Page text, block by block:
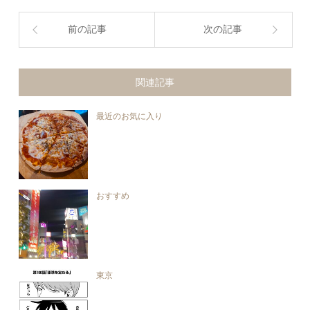
前の記事 次の記事
関連記事
最近のお気に入り
おすすめ
東京